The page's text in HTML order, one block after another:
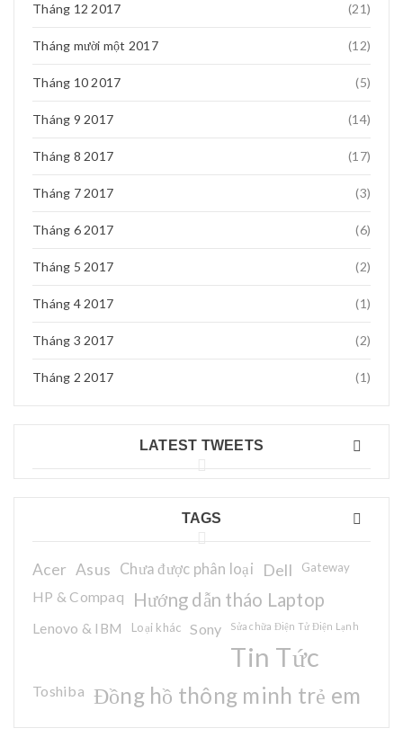
Tháng 12 2017 (21)
Tháng mười một 2017 (12)
Tháng 10 2017 (5)
Tháng 9 2017 (14)
Tháng 8 2017 (17)
Tháng 7 2017 (3)
Tháng 6 2017 (6)
Tháng 5 2017 (2)
Tháng 4 2017 (1)
Tháng 3 2017 (2)
Tháng 2 2017 (1)
LATEST TWEETS
TAGS
Acer Asus Chưa được phân loại Dell Gateway
HP & Compaq Hướng dẫn tháo Laptop
Lenovo & IBM Loại khác Sony Sửa chữa Điện Tử Điện Lạnh
Tin Tức
Toshiba Đồng hồ thông minh trẻ em